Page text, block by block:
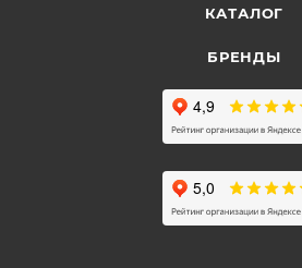
КАТАЛОГ
БРЕНДЫ